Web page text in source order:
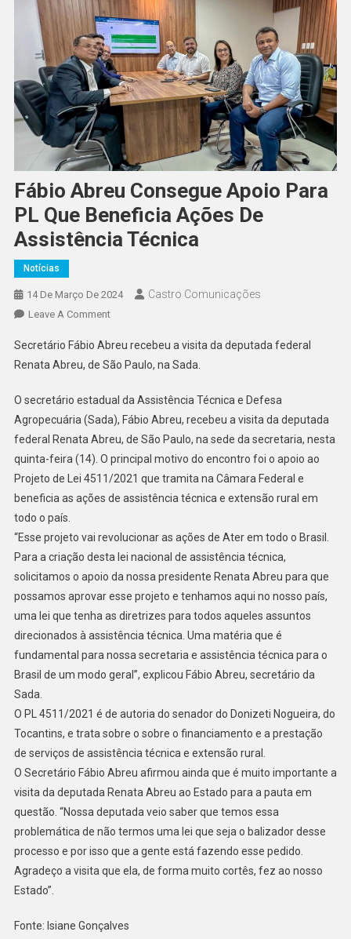
Fábio Abreu Consegue Apoio Para
PL Que Beneficia Ações De
Assistência Técnica
Notícias
14 De Março De 2024 Castro Comunicações
Leave A Comment
Secretário Fábio Abreu recebeu a visita da deputada federal
Renata Abreu, de São Paulo, na Sada.
O secretário estadual da Assistência Técnica e Defesa
Agropecuária (Sada), Fábio Abreu, recebeu a visita da deputada
federal Renata Abreu, de São Paulo, na sede da secretaria, nesta
quinta-feira (14). O principal motivo do encontro foi o apoio ao
Projeto de Lei 4511/2021 que tramita na Câmara Federal e
beneficia as ações de assistência técnica e extensão rural em
todo o país.
“Esse projeto vai revolucionar as ações de Ater em todo o Brasil.
Para a criação desta lei nacional de assistência técnica,
solicitamos o apoio da nossa presidente Renata Abreu para que
possamos aprovar esse projeto e tenhamos aqui no nosso país,
uma lei que tenha as diretrizes para todos aqueles assuntos
direcionados à assistência técnica. Uma matéria que é
fundamental para nossa secretaria e assistência técnica para o
Brasil de um modo geral”, explicou Fábio Abreu, secretário da
Sada.
O PL 4511/2021 é de autoria do senador do Donizeti Nogueira, do
Tocantins, e trata sobre o sobre o financiamento e a prestação
de serviços de assistência técnica e extensão rural.
O Secretário Fábio Abreu afirmou ainda que é muito importante a
visita da deputada Renata Abreu ao Estado para a pauta em
questão. “Nossa deputada veio saber que temos essa
problemática de não termos uma lei que seja o balizador desse
processo e por isso que a gente está fazendo esse pedido.
Agradeço a visita que ela, de forma muito cortês, fez ao nosso
Estado”.
Fonte: Isiane Gonçalves